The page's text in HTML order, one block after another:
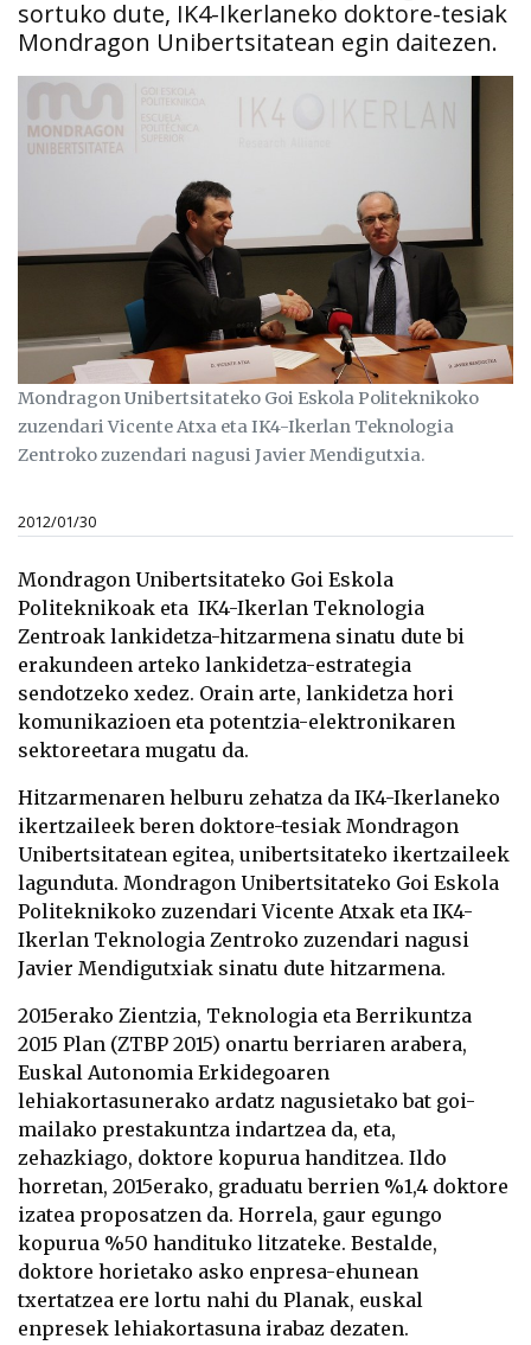
sortuko dute, IK4-Ikerlaneko doktore-tesiak
Mondragon Unibertsitatean egin daitezen.
Mondragon Unibertsitateko Goi Eskola Politeknikoko
zuzendari Vicente Atxa eta IK4-Ikerlan Teknologia
Zentroko zuzendari nagusi Javier Mendigutxia.
2012/01/30
Mondragon Unibertsitateko Goi Eskola
Politeknikoak eta IK4-Ikerlan Teknologia
Zentroak lankidetza-hitzarmena sinatu dute bi
erakundeen arteko lankidetza-estrategia
sendotzeko xedez. Orain arte, lankidetza hori
komunikazioen eta potentzia-elektronikaren
sektoreetara mugatu da.
Hitzarmenaren helburu zehatza da IK4-Ikerlaneko
ikertzaileek beren doktore-tesiak Mondragon
Unibertsitatean egitea, unibertsitateko ikertzaileek
lagunduta. Mondragon Unibertsitateko Goi Eskola
Politeknikoko zuzendari Vicente Atxak eta IK4-
Ikerlan Teknologia Zentroko zuzendari nagusi
Javier Mendigutxiak sinatu dute hitzarmena.
2015erako Zientzia, Teknologia eta Berrikuntza
2015 Plan (ZTBP 2015) onartu berriaren arabera,
Euskal Autonomia Erkidegoaren
lehiakortasunerako ardatz nagusietako bat goi-
mailako prestakuntza indartzea da, eta,
zehazkiago, doktore kopurua handitzea. Ildo
horretan, 2015erako, graduatu berrien %1,4 doktore
izatea proposatzen da. Horrela, gaur egungo
kopurua %50 handituko litzateke. Bestalde,
doktore horietako asko enpresa-ehunean
txertatzea ere lortu nahi du Planak, euskal
enpresek lehiakortasuna irabaz dezaten.